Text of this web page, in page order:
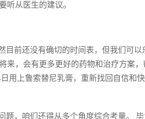
听从医生的建议。
目前还没有确切的时间表，但我们可
来，会有更多更好的药物和治疗方案
用上鲁索替尼乳膏，重新找回自信和
题，咱们还得从多个角度综合考量。